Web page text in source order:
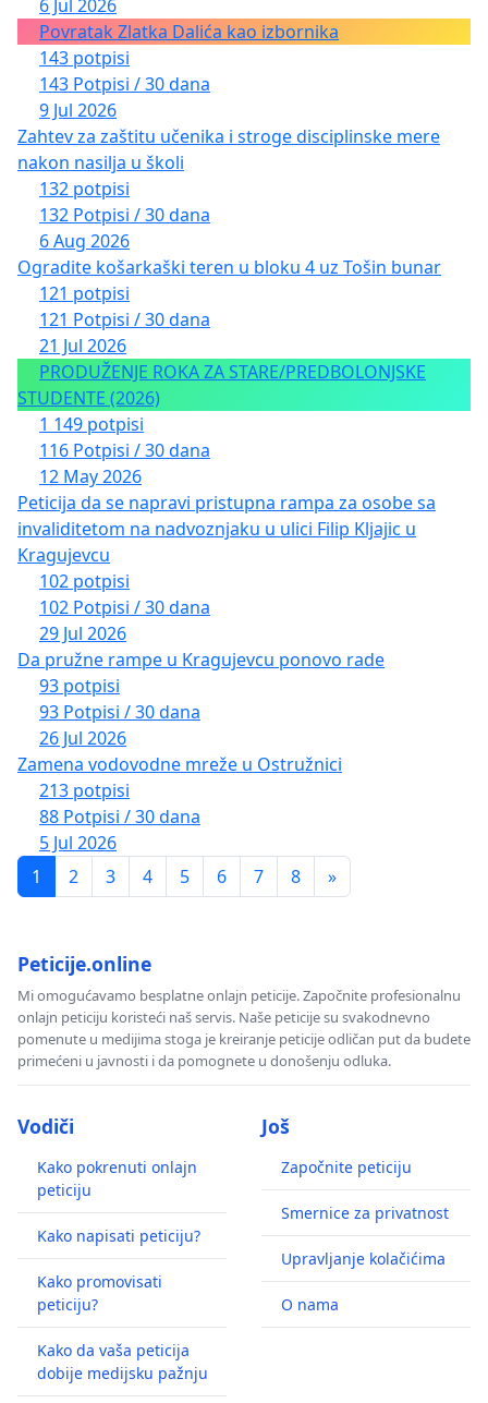
6 Jul 2026
Povratak Zlatka Dalića kao izbornika
143 potpisi
143 Potpisi / 30 dana
9 Jul 2026
Zahtev za zaštitu učenika i stroge disciplinske mere
nakon nasilja u školi
132 potpisi
132 Potpisi / 30 dana
6 Aug 2026
Ogradite košarkaški teren u bloku 4 uz Tošin bunar
121 potpisi
121 Potpisi / 30 dana
21 Jul 2026
PRODUŽENJE ROKA ZA STARE/PREDBOLONJSKE
STUDENTE (2026)
1 149 potpisi
116 Potpisi / 30 dana
12 May 2026
Peticija da se napravi pristupna rampa za osobe sa
invaliditetom na nadvoznjaku u ulici Filip Kljajic u
Kragujevcu
102 potpisi
102 Potpisi / 30 dana
29 Jul 2026
Da pružne rampe u Kragujevcu ponovo rade
93 potpisi
93 Potpisi / 30 dana
26 Jul 2026
Zamena vodovodne mreže u Ostružnici
213 potpisi
88 Potpisi / 30 dana
5 Jul 2026
1
2 3 4 5 6 7 8 »
Peticije.online
Mi omogućavamo besplatne onlajn peticije. Započnite profesionalnu
onlajn peticiju koristeći naš servis. Naše peticije su svakodnevno
pomenute u medijima stoga je kreiranje peticije odličan put da budete
primećeni u javnosti i da pomognete u donošenju odluka.
Vodiči
Kako pokrenuti onlajn
peticiju
Kako napisati peticiju?
Kako promovisati
peticiju?
Kako da vaša peticija
dobije medijsku pažnju
Još
Započnite peticiju
Smernice za privatnost
Upravljanje kolačićima
O nama